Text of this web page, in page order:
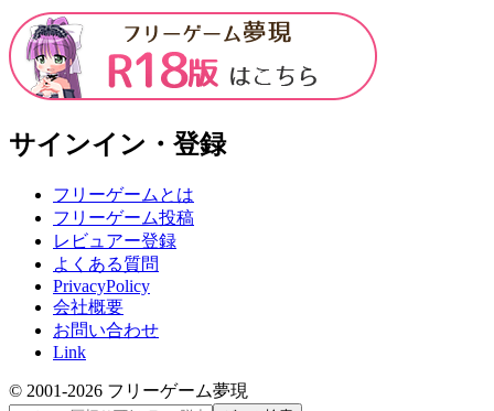
サインイン・登録
フリーゲームとは
フリーゲーム投稿
レビュアー登録
よくある質問
PrivacyPolicy
会社概要
お問い合わせ
Link
© 2001-2026 フリーゲーム夢現